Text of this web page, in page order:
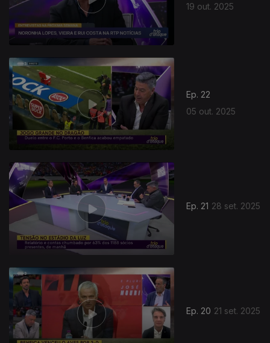
19 out. 2025
Ep. 22
05 out. 2025
Ep. 21 28 set. 2025
Ep. 20 21 set. 2025
876956